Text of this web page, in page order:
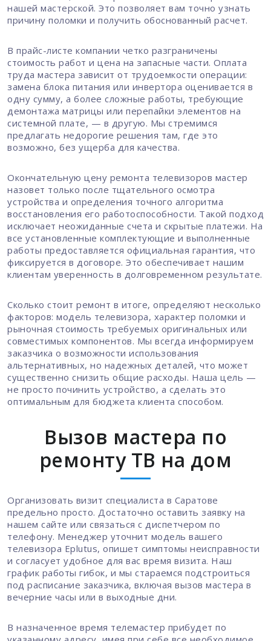
нашей мастерской. Это позволяет вам точно узнать
причину поломки и получить обоснованный расчет.
В прайс-листе компании четко разграничены
стоимость работ и цена на запасные части. Оплата
труда мастера зависит от трудоемкости операции:
замена блока питания или инвертора оценивается в
одну сумму, а более сложные работы, требующие
демонтажа матрицы или перепайки элементов на
системной плате, — в другую. Мы стремимся
предлагать недорогие решения там, где это
возможно, без ущерба для качества.
Окончательную цену ремонта телевизоров мастер
назовет только после тщательного осмотра
устройства и определения точного алгоритма
восстановления его работоспособности. Такой подход
исключает неожиданные счета и скрытые платежи. На
все установленные комплектующие и выполненные
работы предоставляется официальная гарантия, что
фиксируется в договоре. Это обеспечивает нашим
клиентам уверенность в долговременном результате.
Сколько стоит ремонт в итоге, определяют несколько
факторов: модель телевизора, характер поломки и
рыночная стоимость требуемых оригинальных или
совместимых компонентов. Мы всегда информируем
заказчика о возможности использования
альтернативных, но надежных деталей, что может
существенно снизить общие расходы. Наша цель —
не просто починить устройство, а сделать это
оптимальным для бюджета клиента способом.
Вызов мастера по
ремонту ТВ на дом
Организовать визит специалиста в Саратове
предельно просто. Достаточно оставить заявку на
нашем сайте или связаться с диспетчером по
телефону. Менеджер уточнит модель вашего
телевизора Eplutus, опишет симптомы неисправности
и согласует удобное для вас время визита. Наш
график работы гибок, и мы стараемся подстроиться
под расписание заказчика, включая вызов мастера в
вечерние часы или в выходные дни.
В назначенное время телемастер прибудет по